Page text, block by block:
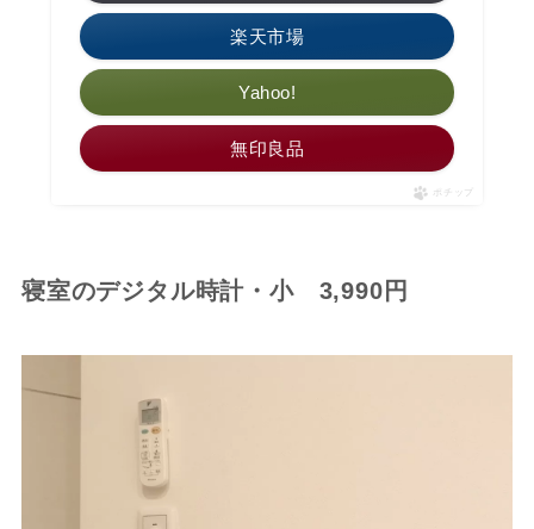
楽天市場
Yahoo!
無印良品
ポチップ
寝室のデジタル時計・小 3,990円